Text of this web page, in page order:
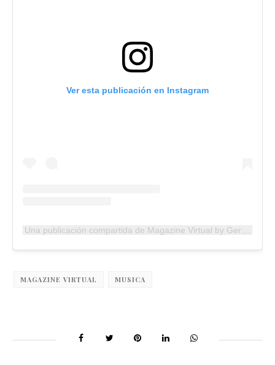
Ver esta publicación en Instagram
MAGAZINE VIRTUAL MUSICA